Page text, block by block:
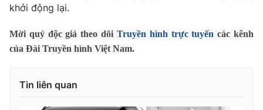
VTV4
VTV9
Liên hệ tòa soạn
khởi động lại.
Mời quý độc giả theo dõi Truyền hình trực tuyến các kênh
của Đài Truyền hình Việt Nam.
Tin liên quan